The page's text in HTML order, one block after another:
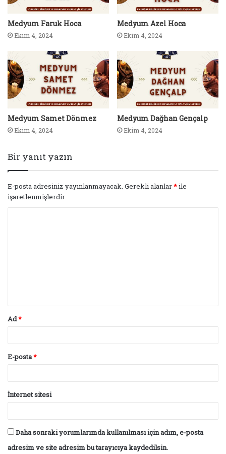
Medyum Faruk Hoca
Ekim 4, 2024
Medyum Azel Hoca
Ekim 4, 2024
Medyum Samet Dönmez
Ekim 4, 2024
Medyum Dağhan Gençalp
Ekim 4, 2024
Bir yanıt yazın
E-posta adresiniz yayınlanmayacak. Gerekli alanlar*ile
işaretlenmişlerdir
Ad*
E-posta*
İnternet sitesi
Daha sonraki yorumlarımda kullanılması için adım, e-posta
adresim ve site adresim bu tarayıcıya kaydedilsin.